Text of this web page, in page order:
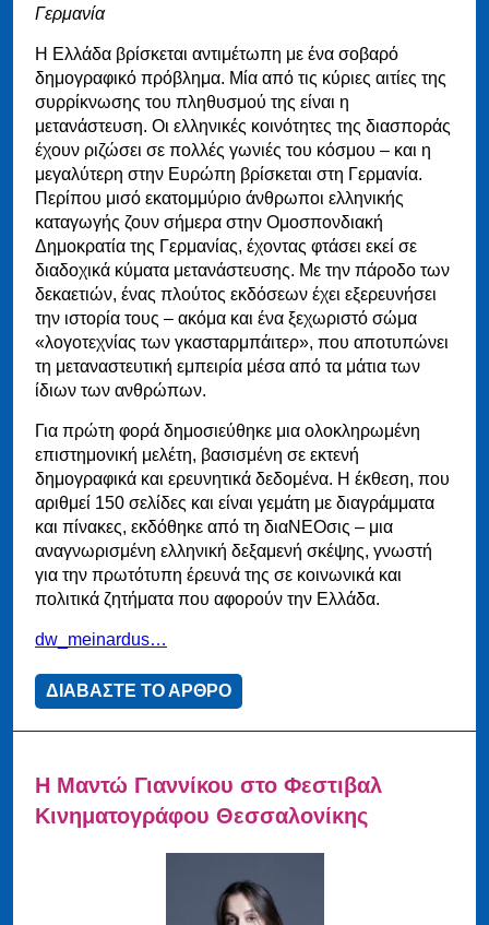
Γερμανία
Η Ελλάδα βρίσκεται αντιμέτωπη με ένα σοβαρό
δημογραφικό πρόβλημα. Μία από τις κύριες αιτίες της
συρρίκνωσης του πληθυσμού της είναι η
μετανάστευση. Οι ελληνικές κοινότητες της διασποράς
έχουν ριζώσει σε πολλές γωνιές του κόσμου – και η
μεγαλύτερη στην Ευρώπη βρίσκεται στη Γερμανία.
Περίπου μισό εκατομμύριο άνθρωποι ελληνικής
καταγωγής ζουν σήμερα στην Ομοσπονδιακή
Δημοκρατία της Γερμανίας, έχοντας φτάσει εκεί σε
διαδοχικά κύματα μετανάστευσης. Με την πάροδο των
δεκαετιών, ένας πλούτος εκδόσεων έχει εξερευνήσει
την ιστορία τους – ακόμα και ένα ξεχωριστό σώμα
«λογοτεχνίας των γκασταρμπάιτερ», που αποτυπώνει
τη μεταναστευτική εμπειρία μέσα από τα μάτια των
ίδιων των ανθρώπων.
Για πρώτη φορά δημοσιεύθηκε μια ολοκληρωμένη
επιστημονική μελέτη, βασισμένη σε εκτενή
δημογραφικά και ερευνητικά δεδομένα. Η έκθεση, που
αριθμεί 150 σελίδες και είναι γεμάτη με διαγράμματα
και πίνακες, εκδόθηκε από τη διαΝΕΟσις – μια
αναγνωρισμένη ελληνική δεξαμενή σκέψης, γνωστή
για την πρωτότυπη έρευνά της σε κοινωνικά και
πολιτικά ζητήματα που αφορούν την Ελλάδα.
dw_meinardus…
ΔΙΑΒΑΣΤΕ ΤΟ ΑΡΘΡΟ
Η Μαντώ Γιαννίκου στο Φεστιβαλ
Κινηματογράφου Θεσσαλονίκης